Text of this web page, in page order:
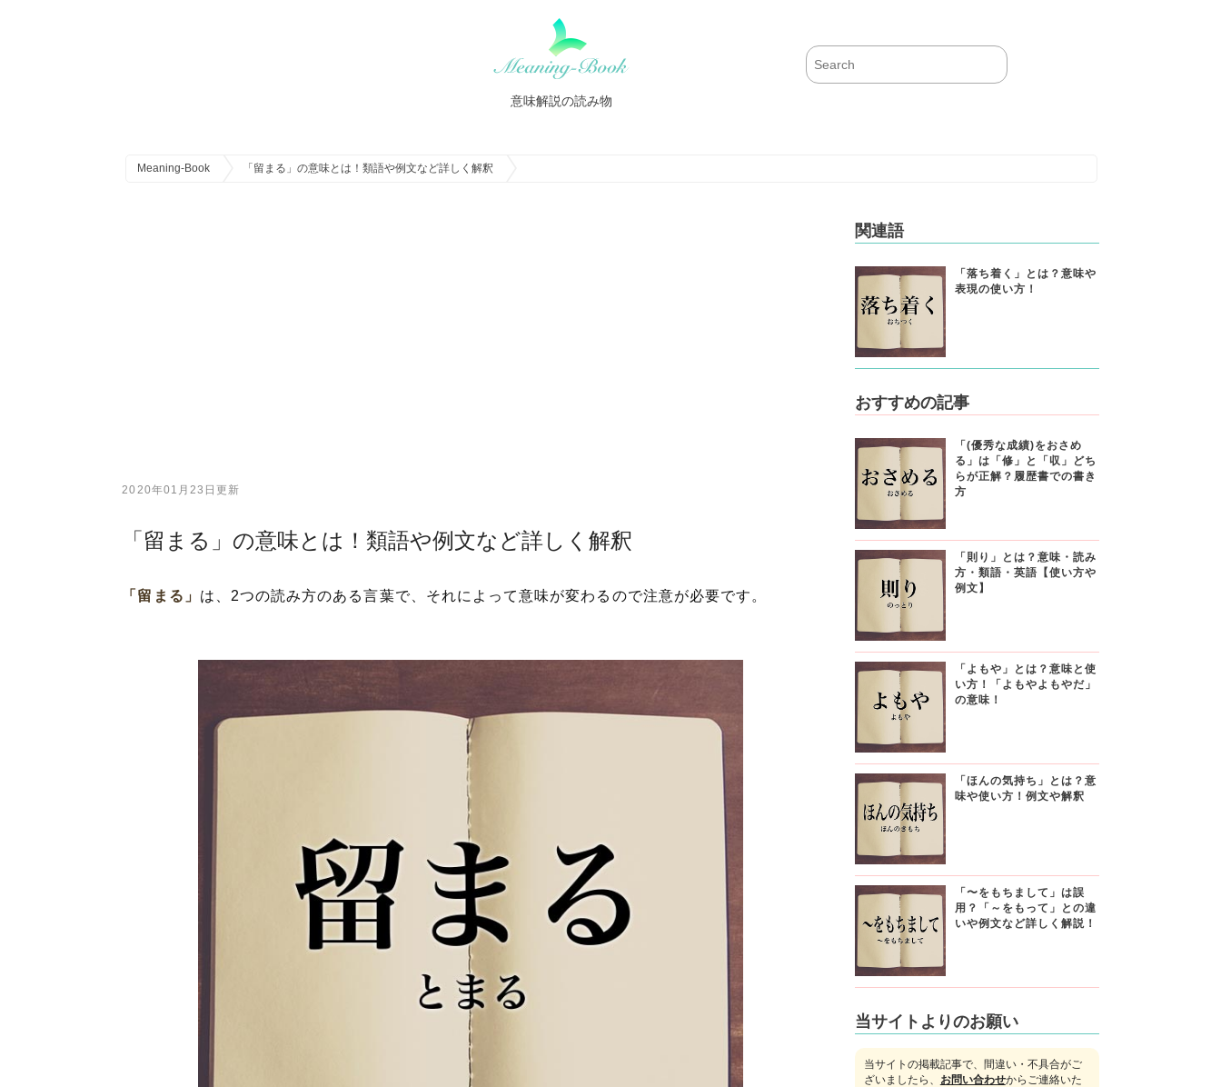
意味解説の読み物
Meaning-Book 「留まる」の意味とは！類語や例文など詳しく解釈
2020年01月23日更新
「留まる」の意味とは！類語や例文など詳しく解釈
「留まる」 は、2つの読み方のある言葉で、それによって意味が変わるので注意が必要です。
関連語
「落ち着く」とは？意味や
表現の使い方！
おすすめの記事
「(優秀な成績)をおさめ
る」は「修」と「収」どち
らが正解？履歴書での書き
方
「則り」とは？意味・読み
方・類語・英語【使い方や
例文】
「よもや」とは？意味と使
い方！「よもやよもやだ」
の意味！
「ほんの気持ち」とは？意
味や使い方！例文や解釈
「〜をもちまして」は誤
用？「～をもって」との違
いや例文など詳しく解説！
当サイトよりのお願い
当サイトの掲載記事で、間違い・不具合がご
ざいましたら、 お問い合わせからご連絡いた